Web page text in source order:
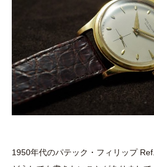
1950年代のパテック・フィリップ